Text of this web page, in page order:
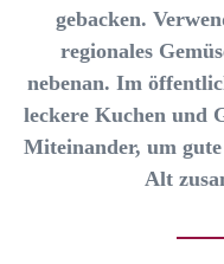
gebacken.
regionales
nebenan. Im
leckere Kuchen und
Miteinander, um
Alt